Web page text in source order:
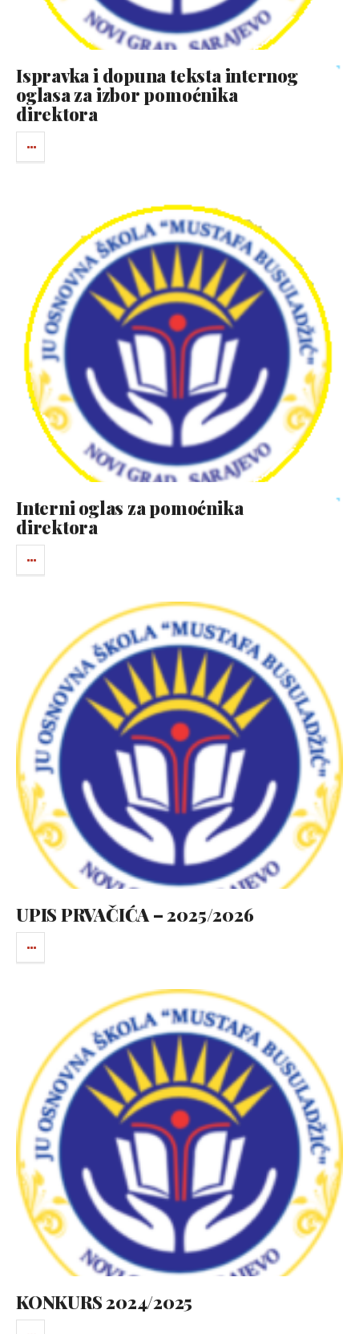
Ispravka i dopuna teksta internog
oglasa za izbor pomoćnika
direktora
Interni oglas za pomoćnika
direktora
UPIS PRVAČIĆA – 2025/2026
KONKURS 2024/2025